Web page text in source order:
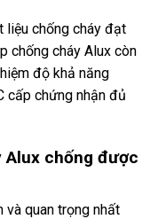
liệu chống cháy đạt
chống cháy Alux còn
độ khả năng
cấp chứng nhận đủ
chống được
quan trọng nhất